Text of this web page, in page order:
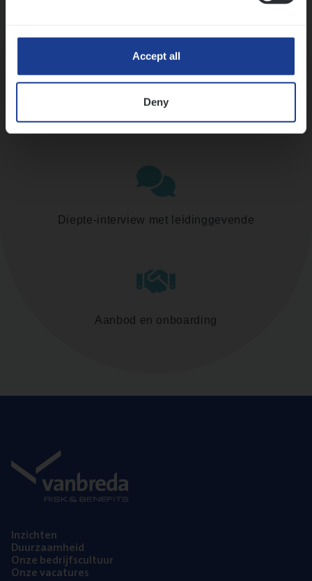
Accept all
Deny
Assessment
Diepte-interview met leidinggevende
Aanbod en onboarding
Inzich­ten
Duur­zaam­heid
Onze bedrijfs­cul­tuur
Onze vaca­tu­res